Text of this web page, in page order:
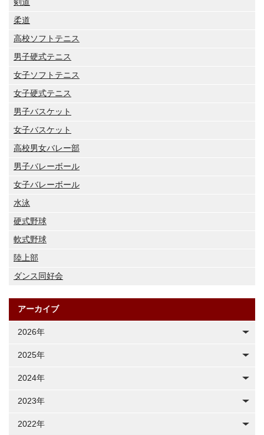
柔道
高校ソフトテニス
男子硬式テニス
女子ソフトテニス
女子硬式テニス
男子バスケット
女子バスケット
高校男女バレー部
男子バレーボール
女子バレーボール
水泳
硬式野球
軟式野球
陸上部
ダンス同好会
アーカイブ
2026年
2025年
2024年
2023年
2022年